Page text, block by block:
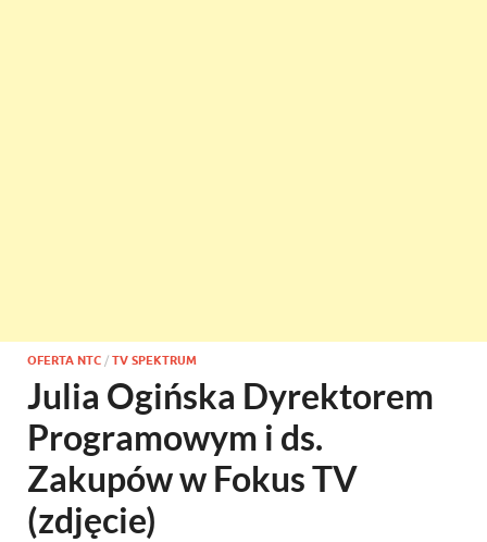
OFERTA NTC / TV SPEKTRUM
Julia Ogińska Dyrektorem
Programowym i ds.
Zakupów w Fokus TV
(zdjęcie)